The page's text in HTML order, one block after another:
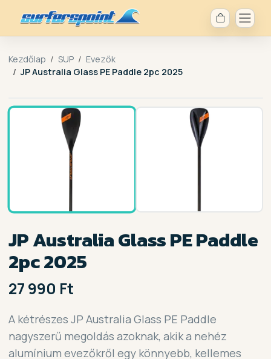
Kezdőlap SUP
Evezők
JP Australia Glass PE Paddle 2pc 2025
JP Australia Glass PE Paddle
2pc 2025
27 990 Ft
A kétrészes JP Australia Glass PE Paddle
nagyszerű megoldás azoknak, akik a nehéz
alumínium evezőkről egy könnyebb, kellemes